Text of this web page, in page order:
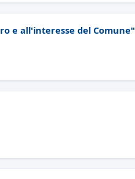
e all'interesse del Comune"